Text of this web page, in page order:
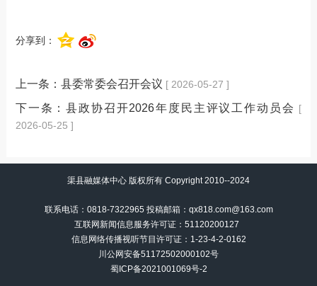
分享到：
上一条： 县委常委会召开会议 [ 2026-05-27 ]
下一条：县政协召开2026年度民主评议工作动员会 [
2026-05-25 ]
渠县融媒体中心 版权所有 Copyright 2010--2024
联系电话：0818-7322965 投稿邮箱：qx818.com@163.com
互联网新闻信息服务许可证：51120200127
信息网络传播视听节目许可证： 1-23-4-2-0162
川公网安备51172502000102号
蜀ICP备2021001069号-2